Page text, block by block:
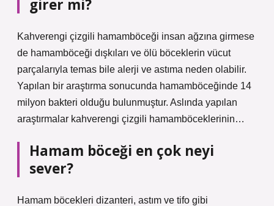
girer mi?
Kahverengi çizgili hamamböceği insan ağzına girmese
de hamamböceği dışkıları ve ölü böceklerin vücut
parçalarıyla temas bile alerji ve astıma neden olabilir.
Yapılan bir araştırma sonucunda hamamböceğinde 14
milyon bakteri olduğu bulunmuştur. Aslında yapılan
araştırmalar kahverengi çizgili hamamböceklerinin…
Hamam böceği en çok neyi
sever?
Hamam böcekleri dizanteri, astım ve tifo gibi